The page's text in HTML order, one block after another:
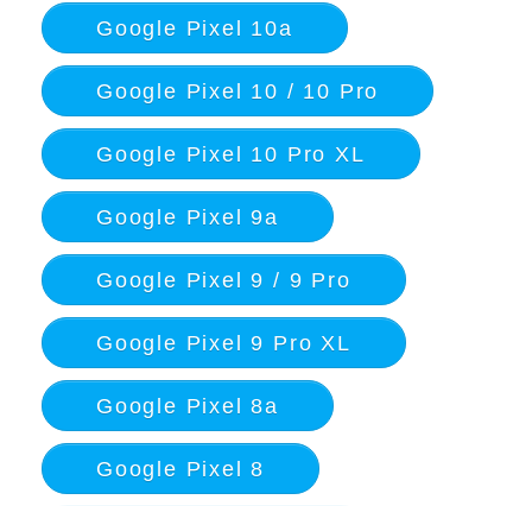
Google Pixel 10a
Google Pixel 10 / 10 Pro
Google Pixel 10 Pro XL
Google Pixel 9a
Google Pixel 9 / 9 Pro
Google Pixel 9 Pro XL
Google Pixel 8a
Google Pixel 8